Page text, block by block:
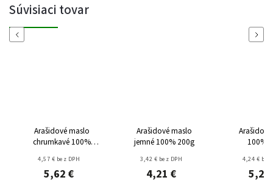
Súvisiaci tovar
Previous
Arašidové maslo
chrumkavé 100%
4,57 € bez DPH
5,62 €
Arašidové maslo
jemné 100% 200g
3,42 € bez DPH
4,21 €
100%
4,24 € bez
5,22
Next